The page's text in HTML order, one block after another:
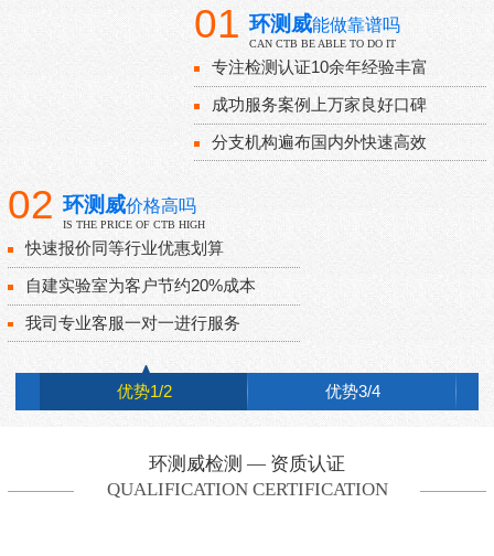
01 环测威能做靠谱吗
CAN CTB BE ABLE TO DO IT
专注检测认证10余年经验丰富
成功服务案例上万家良好口碑
分支机构遍布国内外快速高效
02 环测威价格高吗
IS THE PRICE OF CTB HIGH
快速报价同等行业优惠划算
自建实验室为客户节约20%成本
我司专业客服一对一进行服务
优势1/2 优势3/4
环测威检测 — 资质认证
QUALIFICATION CERTIFICATION